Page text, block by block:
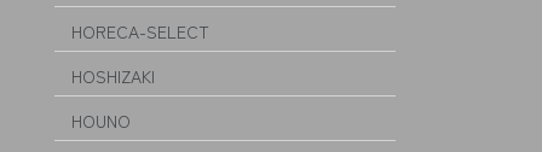
HORECA-SELECT
HOSHIZAKI
HOUNO